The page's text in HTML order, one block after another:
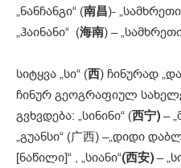
„ნანჩანგი“ (南昌)-
„ჰაინანი“ (海南) –
სიტყვა „სი“ (西) ჩინურად
ჩინურ გეოგრაფიულ
გვხვდება: „სინინი“ (西宁) –
„გუანსი“ (广西) –„დიდი
[ნაწილი]“ , „სიანი“(西安) –